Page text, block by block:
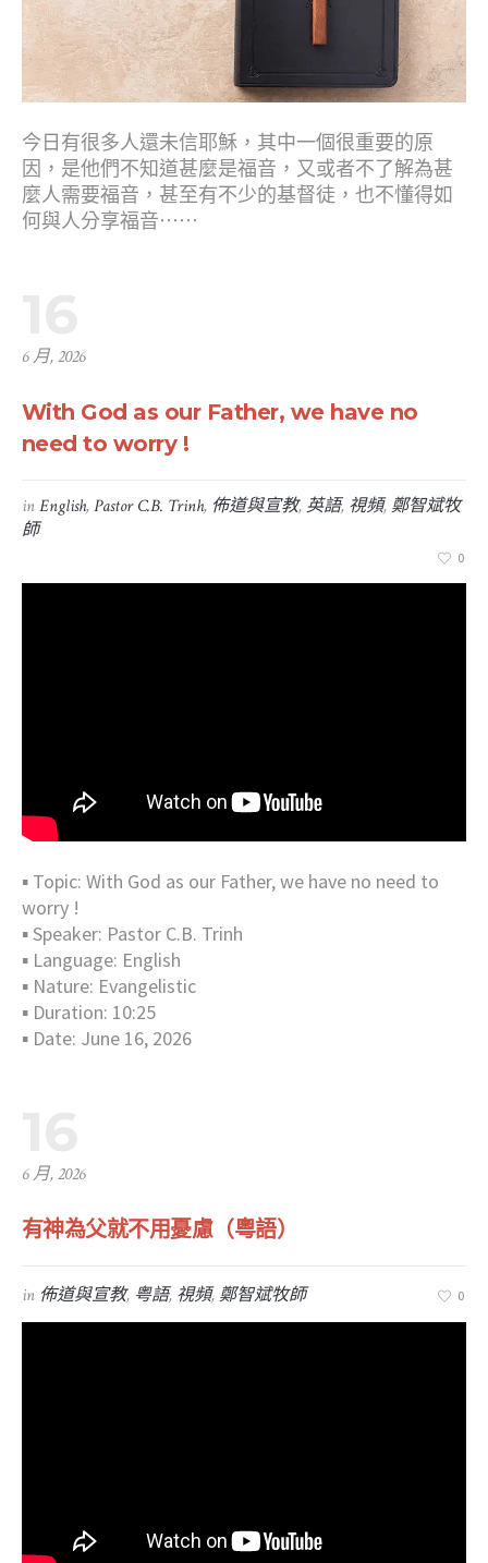
今日有很多人還未信耶穌，其中一個很重要的原
因，是他們不知道甚麼是福音，又或者不了解為甚
麼人需要福音，甚至有不少的基督徒，也不懂得如
何與人分享福音⋯⋯
6 月, 2026
With God as our Father, we have no
need to worry !
inEnglish,Pastor C.B. Trinh, 佈道與宣教,英語, 視頻,鄭智斌牧
師
0
▪︎ Topic: With God as our Father, we have no need to
worry !
▪︎ Speaker: Pastor C.B. Trinh
▪︎ Language: English
▪︎ Nature: Evangelistic
▪︎ Duration: 10:25
▪︎ Date: June 16, 2026
6 月, 2026
有神為父就不用憂慮（粵語）
in 佈道與宣教, 粤語, 視頻,鄭智斌牧師 0